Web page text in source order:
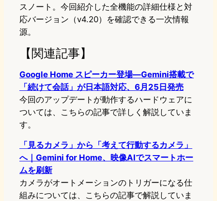
スノート。今回紹介した全機能の詳細仕様と対
応バージョン（v4.20）を確認できる一次情報
源。
【関連記事】
Google Home スピーカー登場—Gemini搭載で
「続けて会話」が日本語対応、6月25日発売
今回のアップデートが動作するハードウェアに
ついては、こちらの記事で詳しく解説していま
す。
「見るカメラ」から「考えて行動するカメラ」
へ｜Gemini for Home、映像AIでスマートホー
ムを刷新
カメラがオートメーションのトリガーになる仕
組みについては、こちらの記事で解説していま